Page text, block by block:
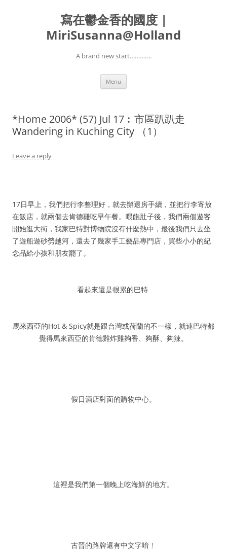
寫在鬱金香的國度 |
MiriSusanna@Holland
A brand new start………….
Menu
*Home 2006* (57) Jul 17︰市區趴趴走
Wandering in Kuching City （1）
Leave a reply
17日早上，我們把行李整理好，就去辦退房手續，並把行李寄放
在飯店，就兩個去肯德雞吃早午餐。喂飽肚子後，我們兩個遊客
開始逛大街，我家巴特對博物院沒有什麼熱中，最後我們只去坐
了遊船遊砂勞越河，還去了幾家手工藝品專門店，買些小小的紀
念品給小孩和朋友罷了。
看起來還是很累的巴特
馬來西亞的Hot & Spicy就是跟台灣或荷蘭的不一樣，就連巴特都
覺得馬來西亞的肯德雞炸雞夠香、夠酥、夠辣。
假日酒店對面的購物中心。
這裡是我們第一個晚上吃海鮮的地方。
古晉的路牌還有中文字唷﹗